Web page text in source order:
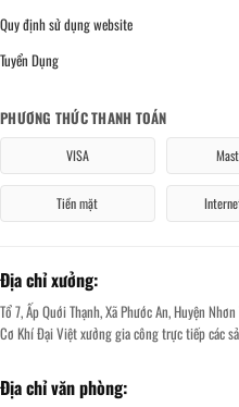
Quy định sử dụng website
Tuyển Dụng
PHƯƠNG THỨC THANH TOÁN
VISA
Tiền mặt
Địa chỉ xưởng:
Tổ 7, Ấp Quới Thạnh, Xã Phước An, Huyện
Cơ Khí Đại Việt xưởng gia công trực tiếp các
Địa chỉ văn phòng: